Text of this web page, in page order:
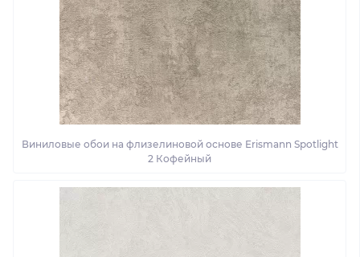
Виниловые обои на флизелиновой основе Erismann Spotlight
2 Кофейный